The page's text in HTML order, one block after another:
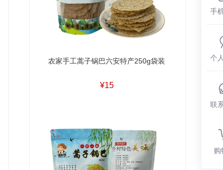
农家手工蒿子锅巴六安特产250g袋装
¥15
手
个
联
购